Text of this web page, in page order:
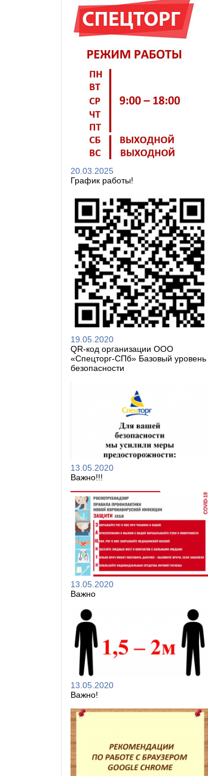
20.03.2025
График работы!
19.05.2020
QR-код организации ООО
«Спецторг-СПб» Базовый уровень
безопасности
13.05.2020
Важно!!!
13.05.2020
Важно
13.05.2020
Важно!